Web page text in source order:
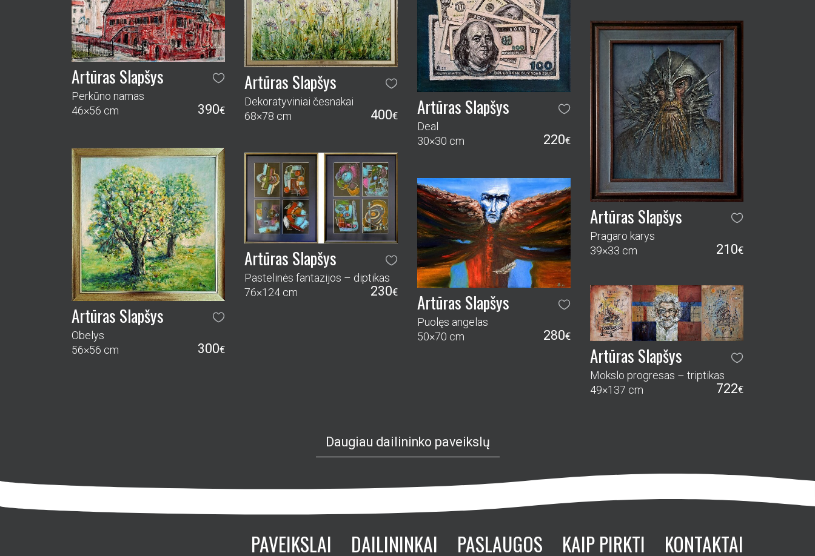
Artūras Slapšys
Dekoratyviniai česnakai
68×78 cm
400€
Artūras Slapšys
Perkūno namas
46×56 cm
390€ Artūras Slapšys
Deal
30×30 cm
220€
Artūras Slapšys
Pragaro karys
39×33 cm
210€
Artūras Slapšys
Obelys
56×56 cm
300€
Artūras Slapšys
Pastelinės fantazijos – diptikas
76×124 cm
230€ Artūras Slapšys
Puolęs angelas
50×70 cm
280€
Artūras Slapšys
Mokslo progresas – triptikas
49×137 cm
722€
Daugiau dailininko paveikslų
PAVEIKSLAI DAILININKAI PASLAUGOS KAIP PIRKTI KONTAKTAI